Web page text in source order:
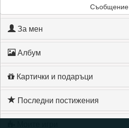
Съобщение
За мен
Албум
Картички и подаръци
Последни постижения